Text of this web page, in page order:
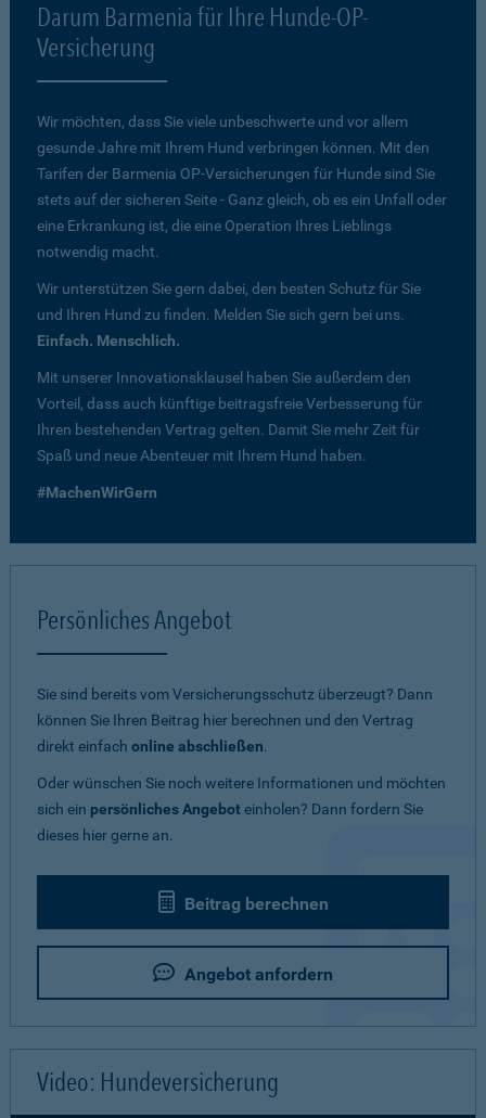
Darum Barmenia für Ihre Hunde-OP-
Versicherung
Wir möchten, dass Sie viele unbeschwerte und vor allem
gesunde Jahre mit Ihrem Hund verbringen können. Mit den
Tarifen der Barmenia OP-Versicherungen für Hunde sind Sie
stets auf der sicheren Seite - Ganz gleich, ob es ein Unfall oder
eine Erkrankung ist, die eine Operation Ihres Lieblings
notwendig macht.
Wir unterstützen Sie gern dabei, den besten Schutz für Sie
und Ihren Hund zu finden. Melden Sie sich gern bei uns.
Einfach. Menschlich.
Mit unserer Innovationsklausel haben Sie außerdem den
Vorteil, dass auch künftige beitragsfreie Verbesserung für
Ihren bestehenden Vertrag gelten. Damit Sie mehr Zeit für
Spaß und neue Abenteuer mit Ihrem Hund haben.
#MachenWirGern
Persönliches Angebot
Sie sind bereits vom Versicherungsschutz überzeugt? Dann
können Sie Ihren Beitrag hier berechnen und den Vertrag
direkt einfach online abschließen.
Oder wünschen Sie noch weitere Informationen und möchten
sich ein persönliches Angeboteinholen? Dann fordern Sie
dieses hier gerne an.
Beitrag berechnen
Angebot anfordern
Video: Hundeversicherung